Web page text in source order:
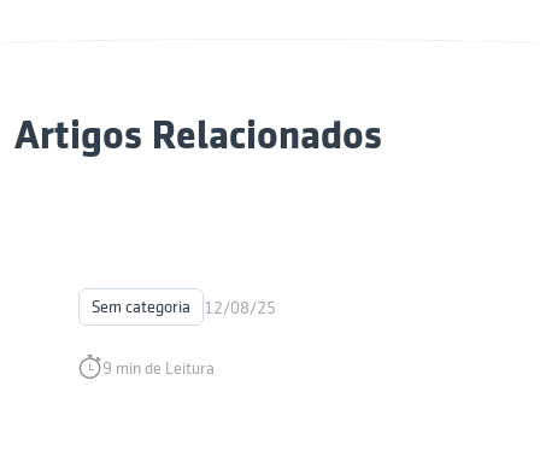
Artigos Relacionados
Sem categoria 12/08/25
9 min de Leitura